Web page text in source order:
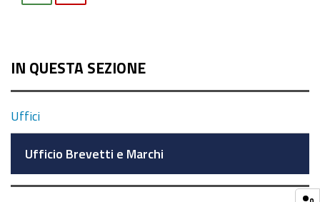
IN QUESTA SEZIONE
Uffici
Ufficio Brevetti e Marchi